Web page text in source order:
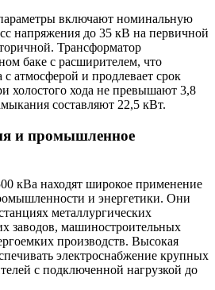
включают номинальную
напряжения до 35 кВ на первичной
Трансформатор
баке с расширителем, что
с атмосферой и продлевает срок
холостого хода не превышают 3,8
составляют 22,5 кВт.
и промышленное
кВа находят широкое применение
и энергетики. Они
металлургических
заводов, машиностроительных
производств. Высокая
электроснабжение крупных
с подключенной нагрузкой до